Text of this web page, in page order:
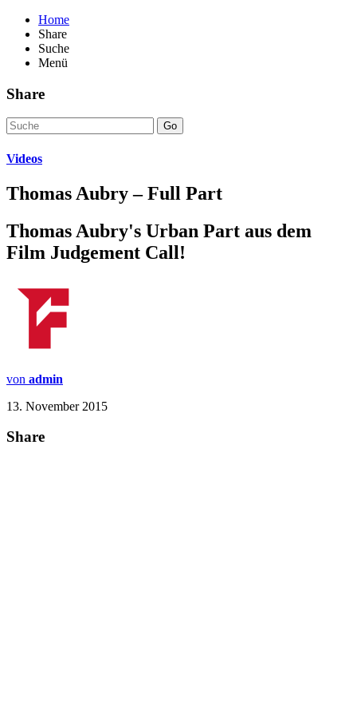
Home
Share
Suche
Menü
Share
Go
Videos
Thomas Aubry – Full Part
Thomas Aubry's Urban Part aus dem
Film Judgement Call!
von admin
13. November 2015
Share